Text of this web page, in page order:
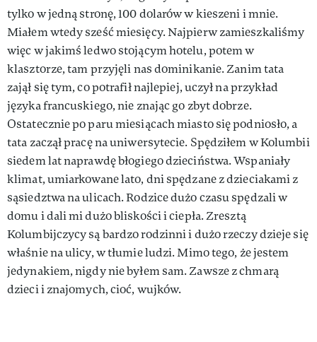
tylko w jedną stronę, 100 dolarów w kieszeni i mnie.
Miałem wtedy sześć miesięcy. Najpierw zamieszkaliśmy
więc w jakimś ledwo stojącym hotelu, potem w
klasztorze, tam przyjęli nas dominikanie. Zanim tata
zajął się tym, co potrafił najlepiej, uczył na przykład
języka francuskiego, nie znając go zbyt dobrze.
Ostatecznie po paru miesiącach miasto się podniosło, a
tata zaczął pracę na uniwersytecie. Spędziłem w Kolumbii
siedem lat naprawdę błogiego dzieciństwa. Wspaniały
klimat, umiarkowane lato, dni spędzane z dzieciakami z
sąsiedztwa na ulicach. Rodzice dużo czasu spędzali w
domu i dali mi dużo bliskości i ciepła. Zresztą
Kolumbijczycy są bardzo rodzinni i dużo rzeczy dzieje się
właśnie na ulicy, w tłumie ludzi. Mimo tego, że jestem
jedynakiem, nigdy nie byłem sam. Zawsze z chmarą
dzieci i znajomych, cioć, wujków.